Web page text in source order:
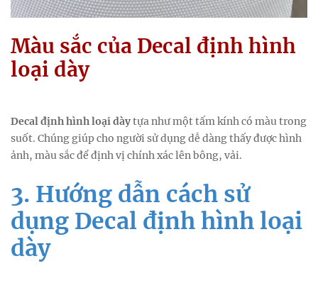
Màu sắc của Decal định hình
loại dày
Decal định hình loại dàytựa như một tấm kính có màu trong
suốt. Chúng giúp cho người sử dụng dễ dàng thấy được hình
ảnh, màu sắc để định vị chính xác lên bông, vải.
3. Hướng dẫn cách sử
dụng Decal định hình loại
dày